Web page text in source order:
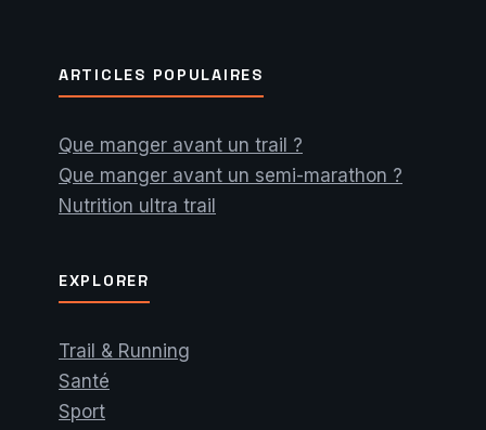
ARTICLES POPULAIRES
Que manger avant un trail ?
Que manger avant un semi-marathon ?
Nutrition ultra trail
EXPLORER
Trail & Running
Santé
Sport